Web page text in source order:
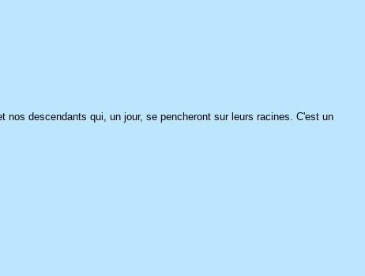
descendants qui, un jour, se pencheront sur leurs racines. C'est un